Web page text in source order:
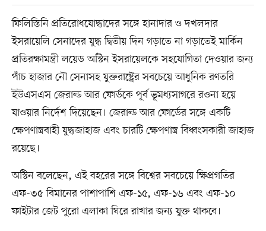
ফিলিস্তিনি প্রতিরোধযোদ্ধাদের সঙ্গে হানাদার ও দখলদার
ইসরায়েলি সেনাদের যুদ্ধ দ্বিতীয় দিন গড়াতে না গড়াতেই মার্কিন
প্রতিরক্ষামন্ত্রী লয়েড অস্টিন ইসরায়েলকে সহযোগিতা দেওয়ার জন্য
পাঁচ হাজার নৌ সেনাসহ যুক্তরাষ্ট্রের সবচেয়ে আধুনিক রণতরি
ইউএসএস জেরাল্ড আর ফোর্ডকে পূর্ব ভূমধ্যসাগরে রওনা হয়ে
যাওয়ার নির্দেশ দিয়েছেন। জেরাল্ড আর ফোর্ডের সঙ্গে একটি
ক্ষেপণাস্ত্রবাহী যুদ্ধজাহাজ এবং চারটি ক্ষেপণাস্ত্র বিধ্বংসকারী জাহাজ
রয়েছে।
অস্টিন বলেছেন, এই বহরের সঙ্গে বিশ্বের সবচেয়ে ক্ষিপ্রগতির
এফ-৩৫ বিমানের পাশাপাশি এফ-১৫, এফ-১৬ এবং এফ-১০
ফাইটার জেট পুরো এলাকা ঘিরে রাখার জন্য যুক্ত থাকবে।